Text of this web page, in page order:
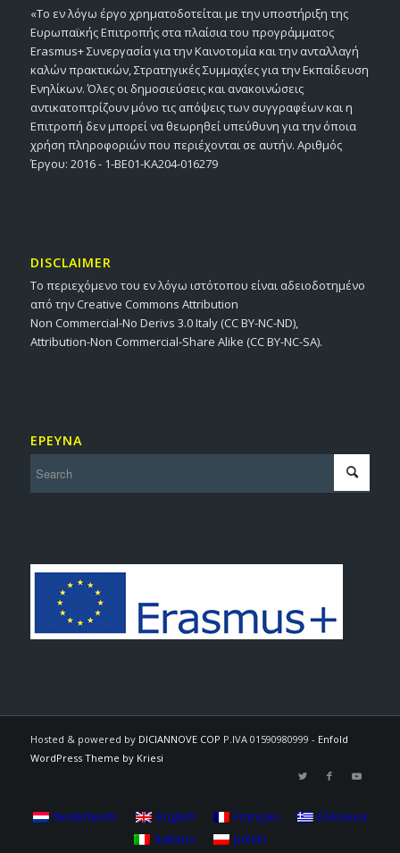
«Το εν λόγω έργο χρηματοδοτείται με την υποστήριξη της
Ευρωπαϊκής Επιτροπής στα πλαίσια του προγράμματος
Erasmus+ Συνεργασία για την Καινοτομία και την ανταλλαγή
καλών πρακτικών, Στρατηγικές Συμμαχίες για την Εκπαίδευση
Ενηλίκων. Όλες οι δημοσιεύσεις και ανακοινώσεις
αντικατοπτρίζουν μόνο τις απόψεις των συγγραφέων και η
Επιτροπή δεν μπορεί να θεωρηθεί υπεύθυνη για την όποια
χρήση πληροφοριών που περιέχονται σε αυτήν. Αριθμός
Έργου: 2016 - 1-BE01-KA204-016279
DISCLAIMER
Το περιεχόμενο του εν λόγω ιστότοπου είναι αδειοδοτημένο
από την Creative Commons Attribution
Non Commercial-No Derivs 3.0 Italy (CC BY-NC-ND),
Attribution-Non Commercial-Share Alike (CC BY-NC-SA).
ΕΡΕΥΝΑ
Hosted & powered by DICIANNOVE COP P.IVA 01590980999 - Enfold
WordPress Theme by Kriesi
Nederlands English Français
Ελληνικα
Italiano
polski